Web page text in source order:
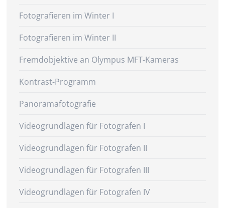
Fotografieren im Winter I
Fotografieren im Winter II
Fremdobjektive an Olympus MFT-Kameras
Kontrast-Programm
Panoramafotografie
Videogrundlagen für Fotografen I
Videogrundlagen für Fotografen II
Videogrundlagen für Fotografen III
Videogrundlagen für Fotografen IV